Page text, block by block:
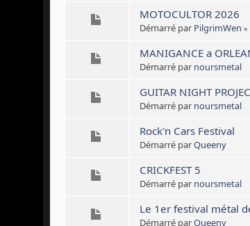
MOTOCULTOR 2026
Démarré par PilgrimWen «
MANIGANCE a
Démarré par noursmetal
GUITAR NIGHT
Démarré par noursmetal
Rock'n Cars Festival
Démarré parQueeny
CRICKFEST 5
Démarré par noursmetal
Le 1er festival métal
Démarré parQueeny